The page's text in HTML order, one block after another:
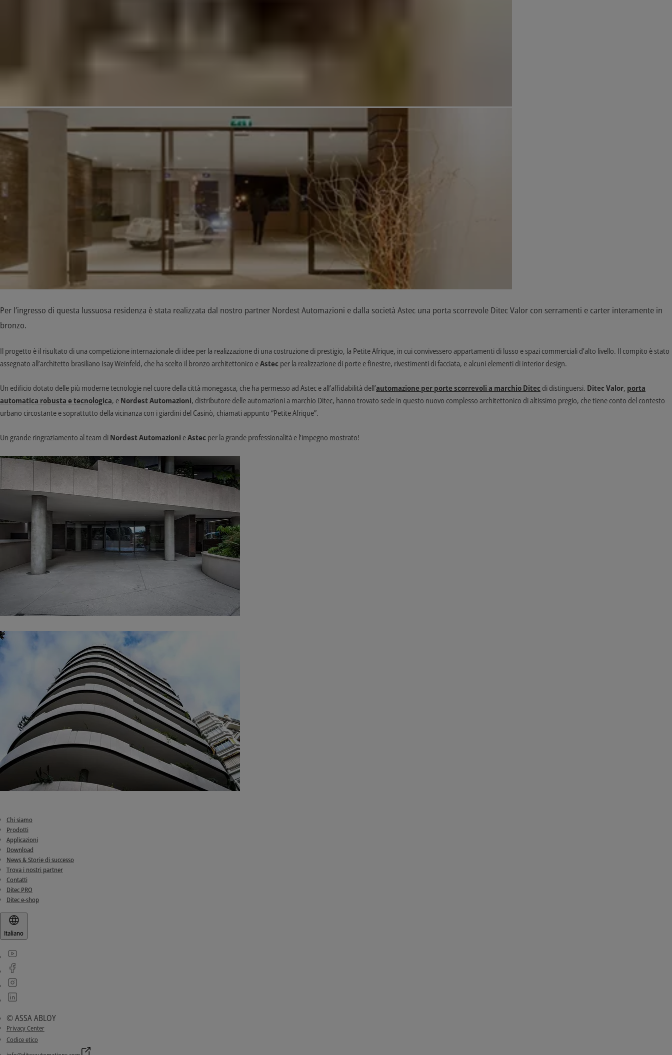
Per l’ingresso di questa lussuosa residenza è stata realizzata dal nostro partner Nordest Automazioni e dalla società Astec una porta scorrevole Ditec Valor con serramenti e carter interamente in
bronzo.
Il progetto è il risultato di una competizione internazionale di idee per la realizzazione di una costruzione di prestigio, la Petite Afrique, in cui convivessero appartamenti di lusso e spazi commerciali d’alto livello. Il compito è stato
assegnato all’architetto brasiliano Isay Weinfeld, che ha scelto il bronzo architettonico eAstec per la realizzazione di porte e finestre, rivestimenti di facciata, e alcuni elementi di interior design.
Un edificio dotato delle più moderne tecnologie nel cuore della città monegasca, che ha permesso ad Astec e all’affidabilità dell’automazione per porte scorrevoli a marchio Ditec di distinguersi. Ditec Valor, porta
automatica robusta e tecnologica, e Nordest Automazioni, distributore delle automazioni a marchio Ditec, hanno trovato sede in questo nuovo complesso architettonico di altissimo pregio, che tiene conto del contesto
urbano circostante e soprattutto della vicinanza con i giardini del Casinò, chiamati appunto “Petite Afrique”.
Un grande ringraziamento al team di Nordest Automazioni eAstec per la grande professionalità e l’impegno mostrato!
Chi siamo
Prodotti
Applicazioni
Download
News & Storie di successo
Trova i nostri partner
Contatti
Ditec PRO
Ditec e-shop
Italiano
© ASSA ABLOY
Privacy Center
Codice etico